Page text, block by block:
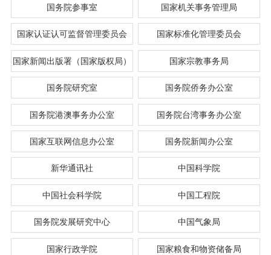
国务院参事室 国家机关事务管理局
国家认证认可监督管理委员会 国家标准化管理委员会
国家新闻出版署（国家版权局） 国家宗教事务局
国务院研究室 国务院侨务办公室
国务院港澳事务办公室 国务院台湾事务办公室
国家互联网信息办公室 国务院新闻办公室
新华通讯社 中国科学院
中国社会科学院 中国工程院
国务院发展研究中心 中国气象局
国家行政学院 国家粮食和物资储备局